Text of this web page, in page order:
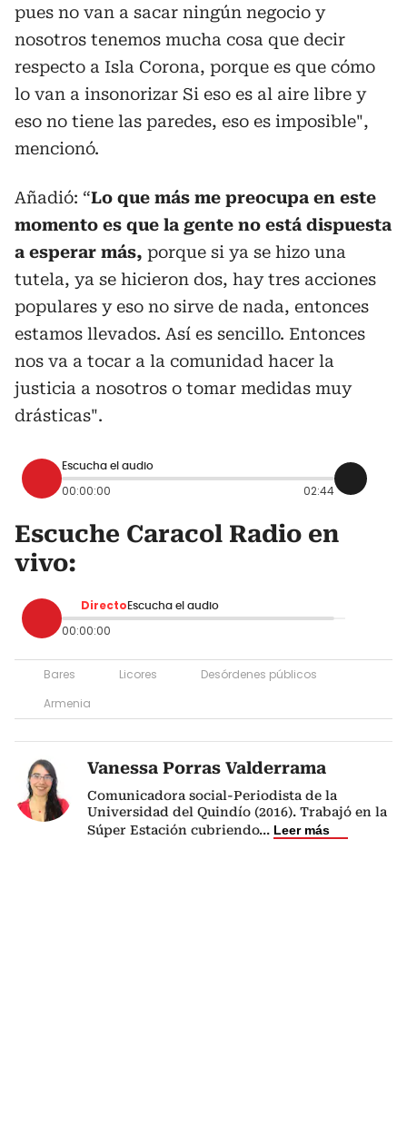
pues no van a sacar ningún negocio y
nosotros tenemos mucha cosa que decir
respecto a Isla Corona, porque es que cómo
lo van a insonorizar Si eso es al aire libre y
eso no tiene las paredes, eso es imposible",
mencionó.
Añadió: “Lo que más me preocupa en este
momento es que la gente no está dispuesta
a esperar más, porque si ya se hizo una
tutela, ya se hicieron dos, hay tres acciones
populares y eso no sirve de nada, entonces
estamos llevados. Así es sencillo. Entonces
nos va a tocar a la comunidad hacer la
justicia a nosotros o tomar medidas muy
drásticas".
Escucha el audio
00:00:00 02:44
Escuche Caracol Radio en
vivo:
Directo Escucha el audio
00:00:00
Bares Licores
Desórdenes públicos
Armenia
Vanessa Porras Valderrama
Comunicadora social-Periodista de la
Universidad del Quindío (2016). Trabajó en la
Súper Estación cubriendo... Leer más